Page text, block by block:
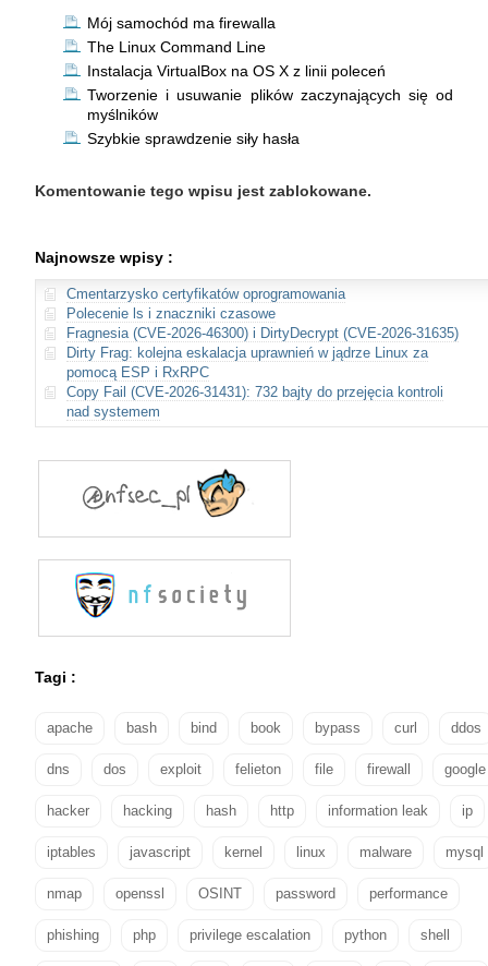
Mój samochód ma firewalla
The Linux Command Line
Instalacja VirtualBox na OS X z linii poleceń
Tworzenie i usuwanie plików zaczynających się od
myślników
Szybkie sprawdzenie siły hasła
Komentowanie tego wpisu jest zablokowane.
Najnowsze wpisy :
Cmentarzysko certyfikatów oprogramowania
Polecenie ls i znaczniki czasowe
Fragnesia (CVE-2026-46300) i DirtyDecrypt (CVE-2026-31635)
Dirty Frag: kolejna eskalacja uprawnień w jądrze Linux za
pomocą ESP i RxRPC
Copy Fail (CVE-2026-31431): 732 bajty do przejęcia kontroli
nad systemem
Tagi :
apache bash bind book bypass curl ddos
dns dos exploit felieton file firewall google
hacker hacking hash http information leak ip
iptables javascript kernel linux malware mysql
nmap openssl OSINT password performance
phishing php privilege escalation python shell